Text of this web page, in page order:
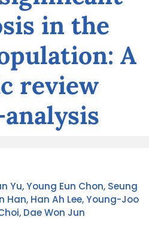
in the
A
review
Yu, Young Eun Chon, Seung
Han, Han Ah Lee, Young-Joo
Dae Won Jun